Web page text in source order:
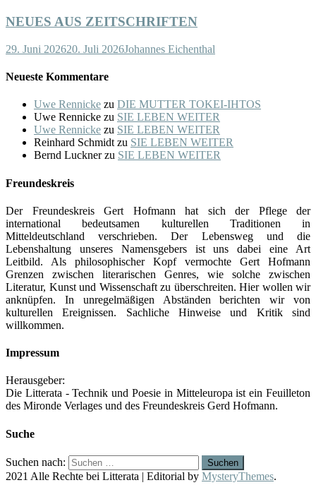
NEUES AUS ZEITSCHRIFTEN
29. Juni 202620. Juli 2026Johannes Eichenthal
Neueste Kommentare
Uwe Rennicke zu DIE MUTTER TOKEI-IHTOS
Uwe Rennicke zu SIE LEBEN WEITER
Uwe Rennicke zu SIE LEBEN WEITER
Reinhard Schmidtzu SIE LEBEN WEITER
Bernd Lucknerzu SIE LEBEN WEITER
Freundeskreis
Der Freundeskreis Gert Hofmann hat sich der Pflege der
international bedeutsamen kulturellen Traditionen in
Mitteldeutschland verschrieben. Der Lebensweg und die
Lebenshaltung unseres Namensgebers ist uns dabei eine Art
Leitbild. Als philosophischer Kopf vermochte Gert Hofmann
Grenzen zwischen literarischen Genres, wie solche zwischen
Literatur, Kunst und Wissenschaft zu überschreiten. Hier wollen wir
anknüpfen. In unregelmäßigen Abständen berichten wir von
kulturellen Ereignissen. Sachliche Hinweise und Kritik sind
willkommen.
Impressum
Herausgeber:
Die Litterata - Technik und Poesie in Mitteleuropa ist ein Feuilleton
des Mironde Verlages und des Freundeskreis Gerd Hofmann.
Suche
Suchen nach:
2021 Alle Rechte bei Litterata | Editorial by MysteryThemes.